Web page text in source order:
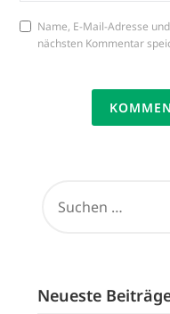
Name, E-Mail-Adresse
nächsten Kommentar
NACH:
Neueste